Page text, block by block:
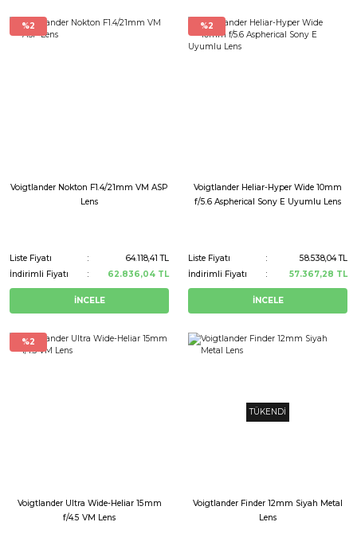
%2
Voigtlander Nokton F1.4/21mm VM ASP
Lens
Liste Fiyatı
64.118,41 TL
İndirimli Fiyatı
62.836,04 TL
İNCELE
%2
Voigtlander Heliar-Hyper Wide 10mm
f/5.6 Aspherical Sony E Uyumlu Lens
Liste Fiyatı
58.538,04 TL
İndirimli Fiyatı
57.367,28 TL
İNCELE
%2
Voigtlander Ultra Wide-Heliar 15mm
f/4.5 VM Lens
TÜKENDİ
Voigtlander Finder 12mm Siyah Metal
Lens